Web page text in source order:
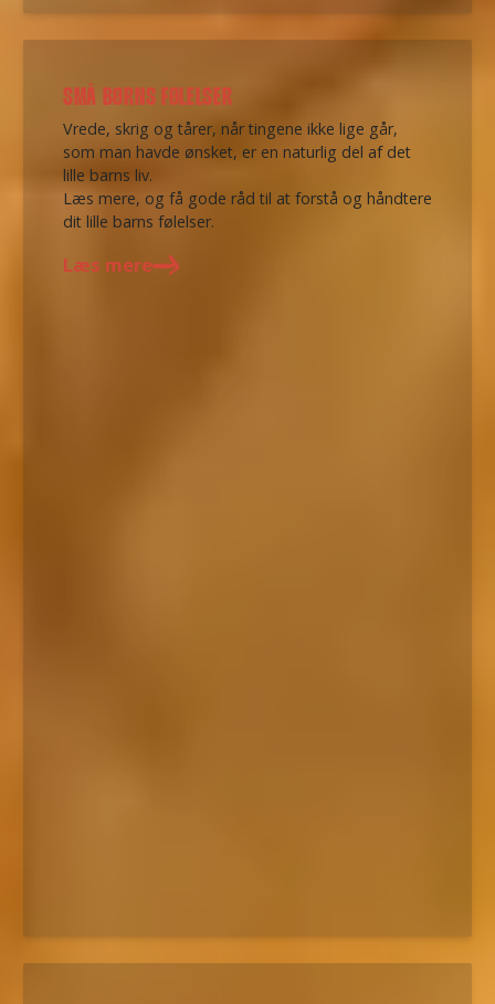
SMÅ BØRNS FØLELSER
Vrede, skrig og tårer, når tingene ikke lige går,
som man havde ønsket, er en naturlig del af det
lille barns liv.
Læs mere, og få gode råd til at forstå og håndtere
dit lille barns følelser.
Læs mere